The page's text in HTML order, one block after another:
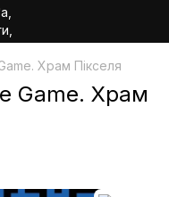
Храм Пікселя
Game. Храм